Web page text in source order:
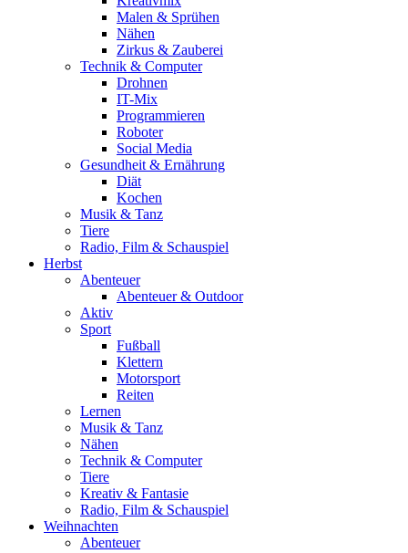
Malen & Sprühen
Nähen
Zirkus & Zauberei
Technik & Computer
Drohnen
IT-Mix
Programmieren
Roboter
Social Media
Gesundheit & Ernährung
Diät
Kochen
Musik & Tanz
Tiere
Radio, Film & Schauspiel
Herbst
Abenteuer
Abenteuer & Outdoor
Aktiv
Sport
Fußball
Klettern
Motorsport
Reiten
Lernen
Musik & Tanz
Nähen
Technik & Computer
Tiere
Kreativ & Fantasie
Radio, Film & Schauspiel
Weihnachten
Abenteuer